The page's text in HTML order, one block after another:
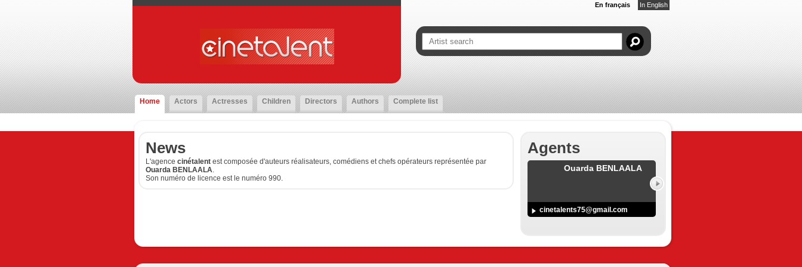
En français In English
Home Actors Actresses Children Directors Authors Complete list
News
L'agence cinétalent est composée d'auteurs réalisateurs, comédiens et chefs opérateurs représentée par
Ouarda BENLAALA.
Son numéro de licence est le numéro 990.
Agents
Ouarda BENLAALA
cinetalents75@gmail.com